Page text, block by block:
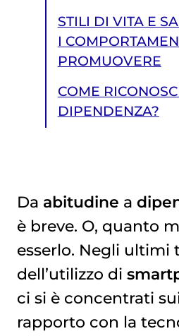
STILI DI VITA E
I
PROMUOVERE
COME
DIPENDENZA?
Da abitudine a
è breve. O, quanto
esserlo. Negli ultimi
dell’utilizzo di
ci si è concentrati
rapporto con la